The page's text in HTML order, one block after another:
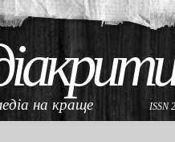
медіа на краще ISSN